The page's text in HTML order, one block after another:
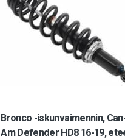
Bronco -iskunvaimennin,
Am Defender HD8 16-19,